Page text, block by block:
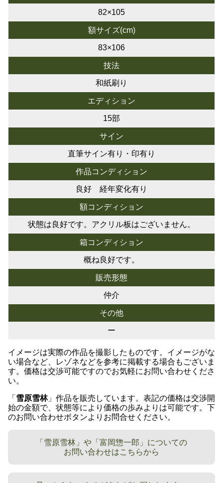
82×105
額サイズ(cm)
83×106
技法
和紙刷り
エディション
15部
サイン
直筆サイン有り・印有り
作品コンディション
良好 経年変化有り
額コンディション
状態は良好です。アクリル板はございません。
箱コンディション
概ね良好です。
販売形態
仲介
その他
ー
イメージは実際の作品を撮影したものです。イメージがな
い場合など、レゾネなどを参考に掲載する場合もございま
す。価格は交渉可能ですのでお気軽にお問い合わせくださ
い。
「 雪原雪林」作品を販売しています。表記の価格は交渉開
始の金額で、状態等により価格の歩みよりは可能です。下
のお問い合わせボタンよりお問合せください。
「雪原雪林」や「富岡惣一郎」についての
お問い合わせはこちらから